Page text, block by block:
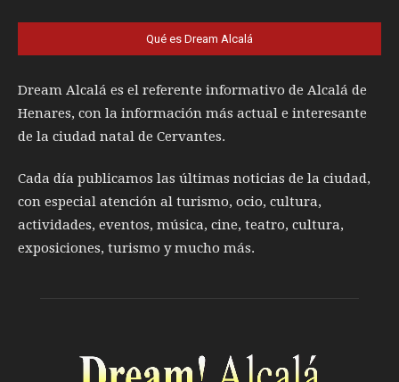
Qué es Dream Alcalá
Dream Alcalá es el referente informativo de Alcalá de
Henares, con la información más actual e interesante
de la ciudad natal de Cervantes.
Cada día publicamos las últimas noticias de la ciudad,
con especial atención al turismo, ocio, cultura,
actividades, eventos, música, cine, teatro, cultura,
exposiciones, turismo y mucho más.